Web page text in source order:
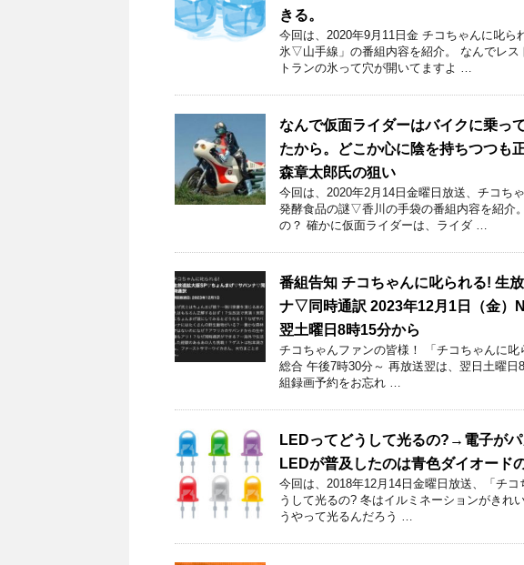
きる。
今回は、2020年9月11日金 チコちゃんに叱
氷▽山手線」の番組内容を紹介。 なんでレス
トランの氷って穴が開いてますよ …
なんで仮面ライダーはバイクに乗っ
たから。どこか心に陰を持ちつつも
森章太郎氏の狙い
今回は、2020年2月14日金曜日放送、チコ
発酵食品の謎▽香川の手袋の番組内容を紹介
の？ 確かに仮面ライダーは、ライダ …
番組告知 チコちゃんに叱られる!
ナ▽同時通訳 2023年12月1日（金）
翌土曜日8時15分から
チコちゃんファンの皆様！ 「チコちゃんに
総合 午後7時30分～ 再放送翌は、翌日土曜
組録画予約をお忘れ …
LEDってどうして光るの?→電子が
LEDが普及したのは青色ダイオード
今回は、2018年12月14日金曜日放送、「チ
うして光るの? 冬はイルミネーションがきれ
うやって光るんだろう …